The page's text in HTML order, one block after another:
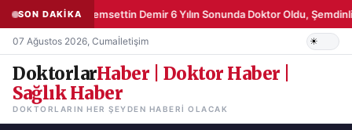
SON DAKİKA Şemsettin Demir 6 Yılın Sonunda Doktor Oldu,
07 Ağustos 2026, Cumaİletişim
DoktorlarHaber | Doktor Haber |
Sağlık Haber
DOKTORLARIN HER ŞEYDEN HABERI OLACAK